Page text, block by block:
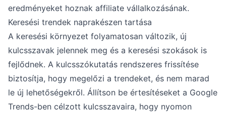
eredményeket hoznak affiliate vállalkozásának.
Keresési trendek naprakészen tartása
A keresési környezet folyamatosan változik, új
kulcsszavak jelennek meg és a keresési szokások is
fejlődnek. A kulcsszókutatás rendszeres frissítése
biztosítja, hogy megelőzi a trendeket, és nem marad
le új lehetőségekről. Állítson be értesítéseket a Google
Trends-ben célzott kulcsszavaira, hogy nyomon